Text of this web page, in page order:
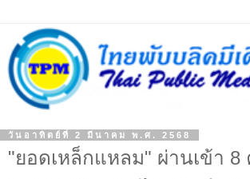
วันอาทิตย์ที่ 2 มีนาคม พ.ศ. 2568
"ยอดเหล็กแหลม" ผ่านเข้า